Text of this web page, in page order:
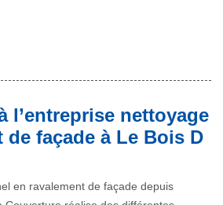
l’entreprise nettoyage
de façade à Le Bois D
en ravalement de façade depuis